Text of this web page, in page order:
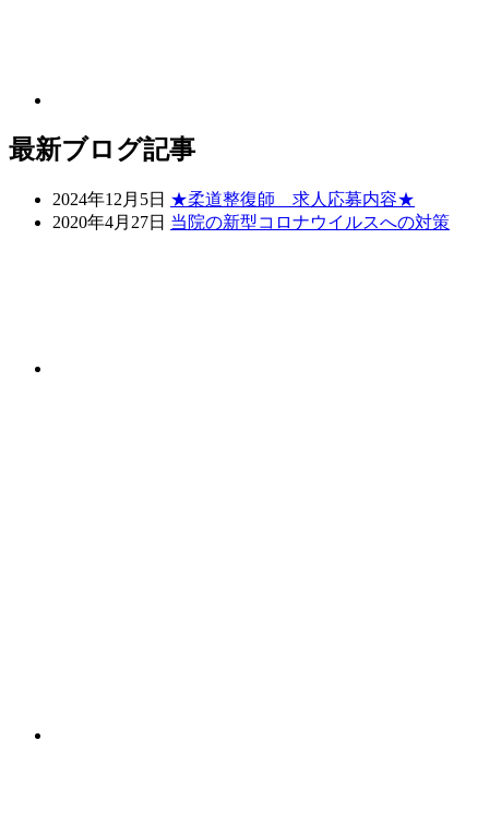
最新ブログ記事
2024年12月5日 ★柔道整復師 求人応募内容★
2020年4月27日 当院の新型コロナウイルスへの対策